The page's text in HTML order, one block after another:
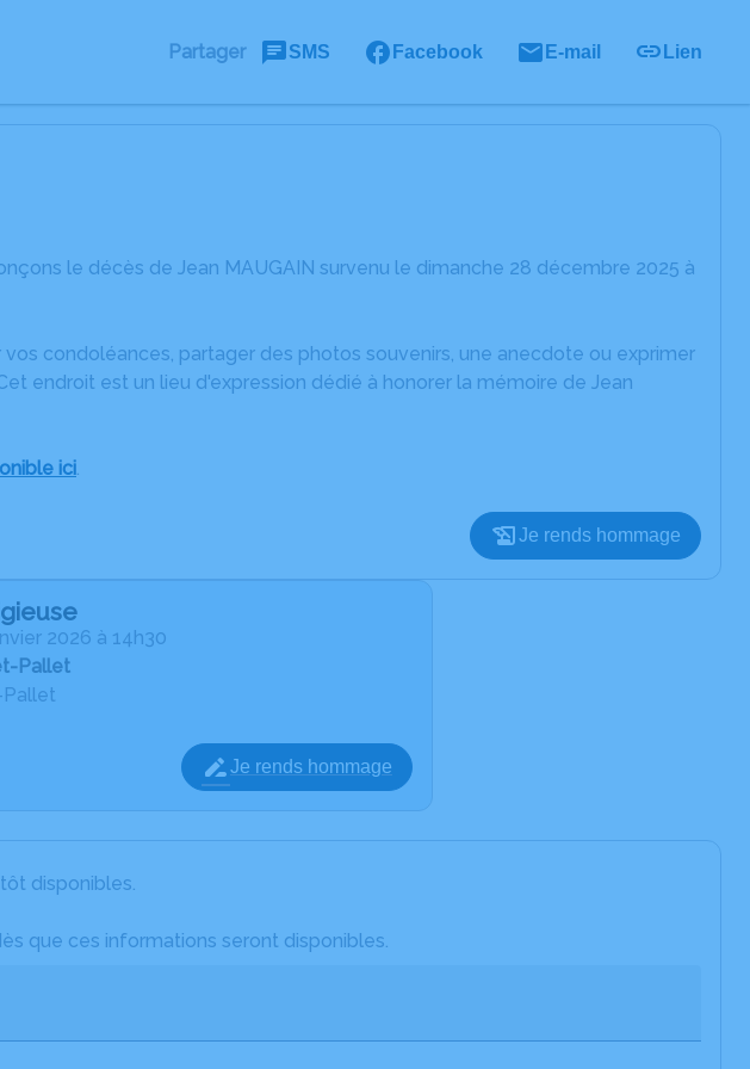
Partager SMS Facebook E-mail Lien
le décès de Jean MAUGAIN survenu le dimanche 28 décembre 2025 à
condoléances, partager des photos souvenirs, une anecdote ou exprimer
endroit est un lieu d'expression dédié à honorer la mémoire de Jean
ici.
Je rends hommage
2026 à 14h30
Pallet
Je rends hommage
disponibles.
que ces informations seront disponibles.